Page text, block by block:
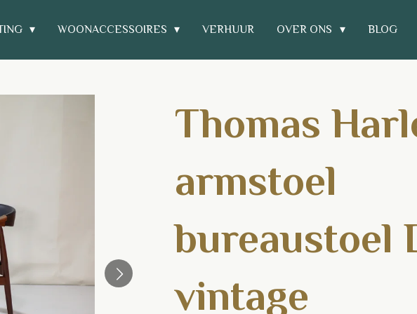
WOONACCESSOIRES VERHUUR OVER ONS BLOG
Thomas
armstoel
bureaustoel
vintage